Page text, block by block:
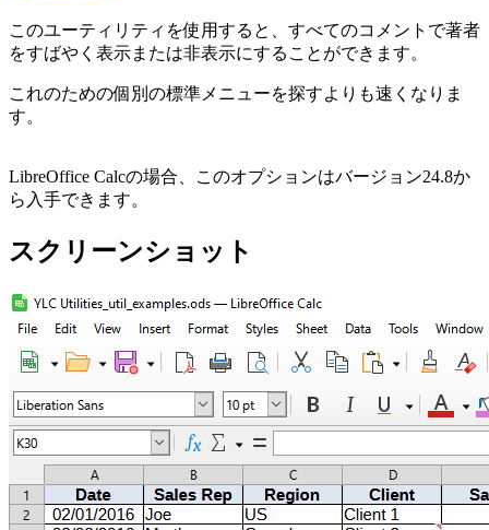
このユーティリティを使用すると、すべてのコメントで著者
をすばやく表示または非表示にすることができます。
これのための個別の標準メニューを探すよりも速くなりま
す。
LibreOffice Calcの場合、このオプションはバージョン24.8か
ら入手できます。
スクリーンショット